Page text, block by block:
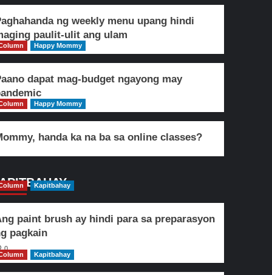
ng weekly menu upang hindi
paulit-ulit ang ulam
Happy Mommy
dapat mag-budget ngayong may
Happy Mommy
handa ka na ba sa online classes?
Kapitbahay
paint brush ay hindi para sa preparasyon
pagkain
0
Kapitbahay